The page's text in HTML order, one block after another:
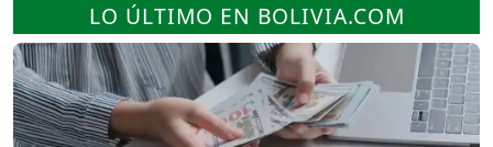
LO ÚLTIMO EN BOLIVIA.COM